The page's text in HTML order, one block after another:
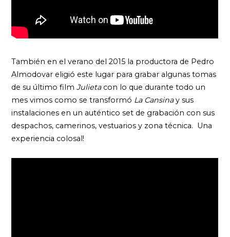
También en el verano del 2015 la productora de Pedro
Almodovar eligió este lugar para grabar algunas tomas
de su último filmJulietacon lo que durante todo un
mes vimos como se transformó La Cansinay sus
instalaciones en un auténtico set de grabación con sus
despachos, camerinos, vestuarios y zona técnica. Una
experiencia colosal!